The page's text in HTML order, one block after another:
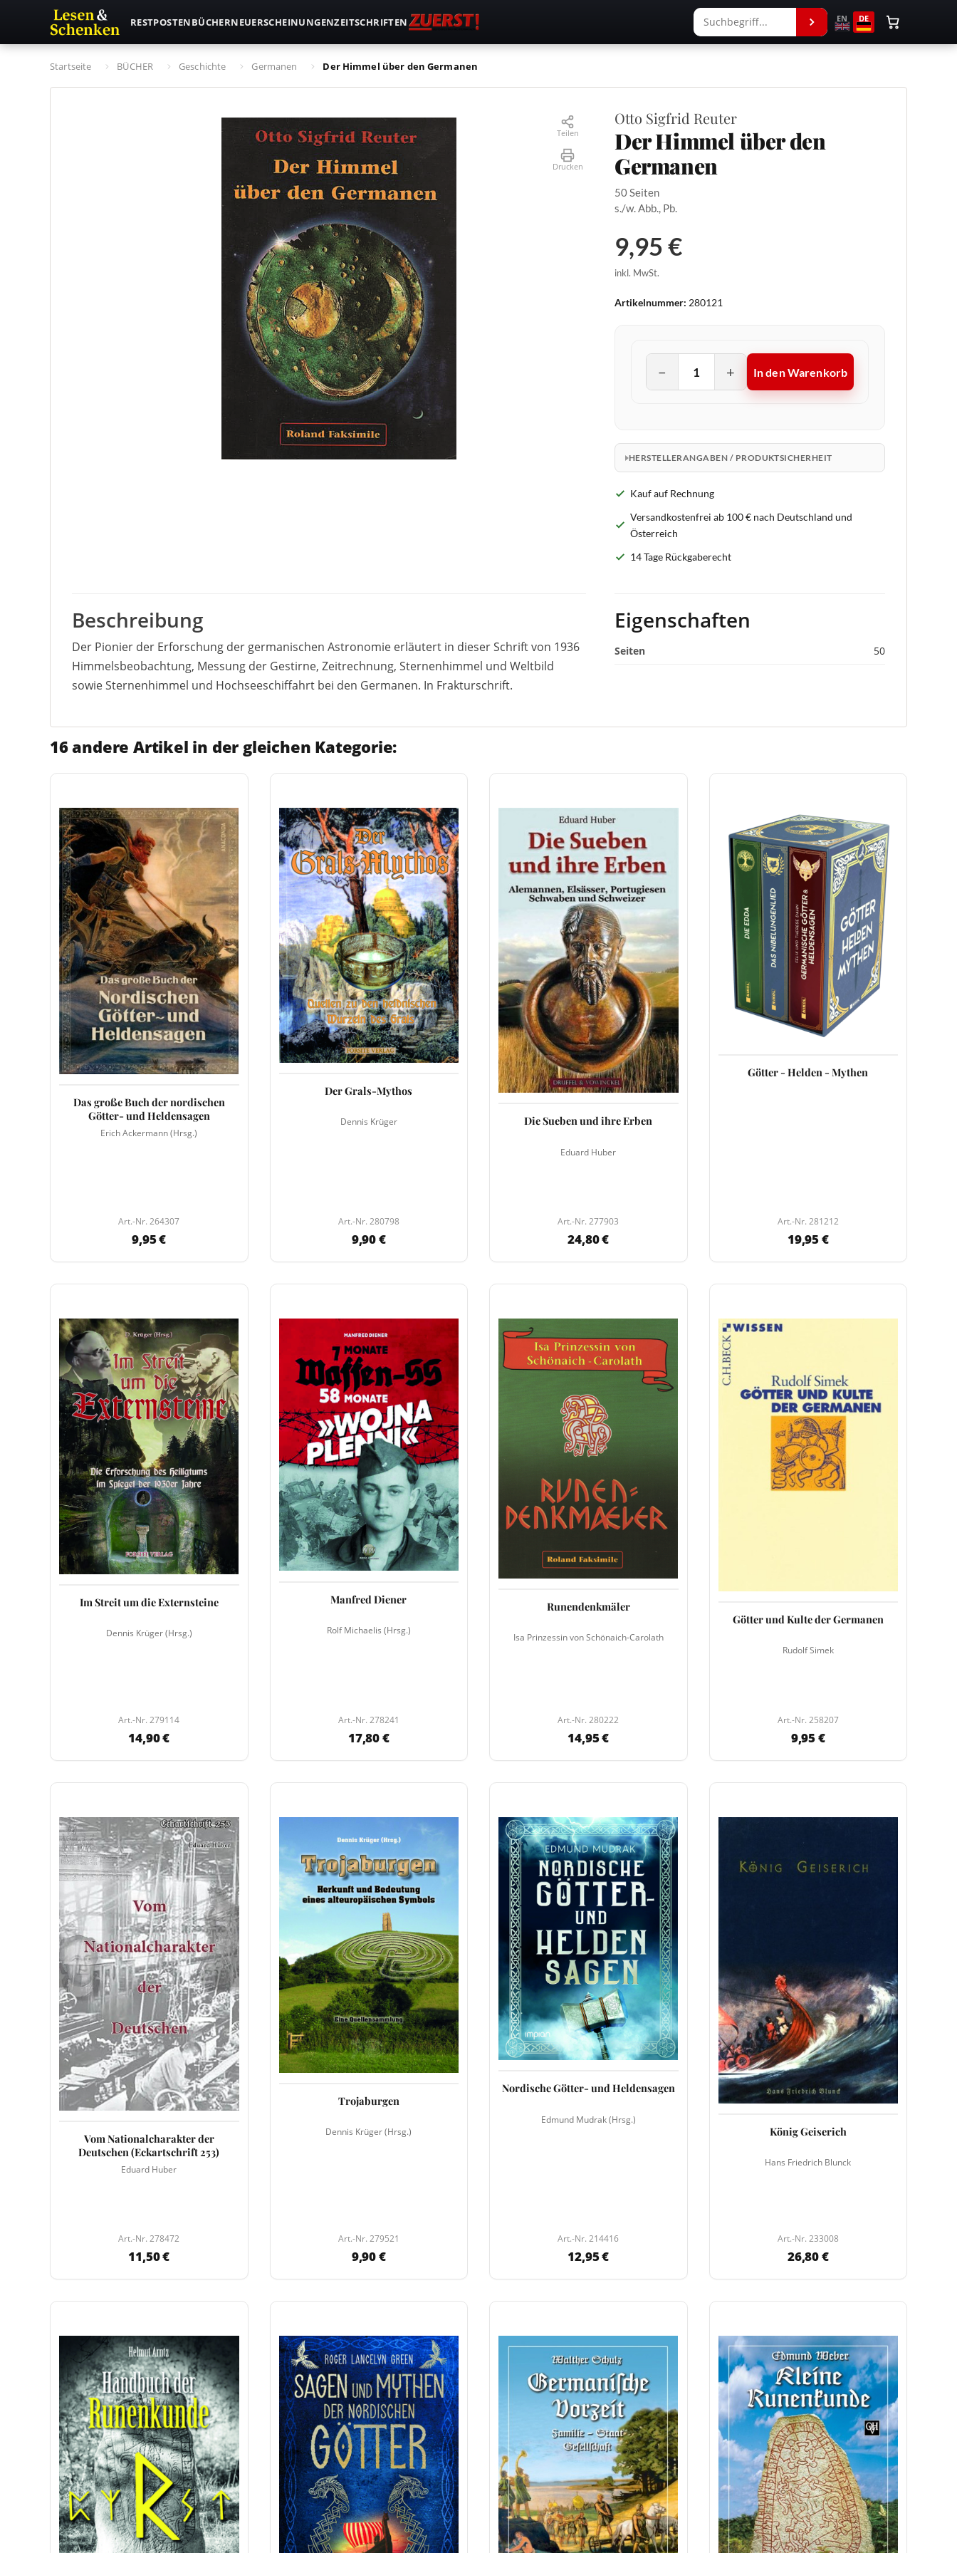
RESTPOSTENBÜCHERNEUERSCHEINUNGENZEITSCHRIFTEN EN DE
Startseite BÜCHER Geschichte Germanen Der Himmel über den Germanen
Teilen
Drucken
Otto Sigfrid Reuter
Der Himmel über den
Germanen
50 Seiten
s./w. Abb., Pb.
9,95 €
inkl. MwSt.
Artikelnummer: 280121
− + In den Warenkorb
HERSTELLERANGABEN / PRODUKTSICHERHEIT
Kauf auf Rechnung
Versandkostenfrei ab 100 € nach Deutschland und
Österreich
14 Tage Rückgaberecht
Beschreibung
Der Pionier der Erforschung der germanischen Astronomie erläutert in dieser Schrift von 1936
Himmelsbeobachtung, Messung der Gestirne, Zeitrechnung, Sternenhimmel und Weltbild
sowie Sternenhimmel und Hochseeschiffahrt bei den Germanen. In Frakturschrift.
Eigenschaften
Seiten 50
16 andere Artikel in der gleichen Kategorie:
Das große Buch der nordischen
Götter- und Heldensagen
Erich Ackermann (Hrsg.)
Art.-Nr. 264307
9,95 €
Der Grals-Mythos
Dennis Krüger
Art.-Nr. 280798
9,90 €
Die Sueben und ihre Erben
Eduard Huber
Art.-Nr. 277903
24,80 €
Götter - Helden - Mythen
Art.-Nr. 281212
19,95 €
Im Streit um die Externsteine
Dennis Krüger (Hrsg.)
Art.-Nr. 279114
14,90 €
Manfred Diener
Rolf Michaelis (Hrsg.)
Art.-Nr. 278241
17,80 €
Runendenkmäler
Isa Prinzessin von Schönaich-Carolath
Art.-Nr. 280222
14,95 €
Götter und Kulte der Germanen
Rudolf Simek
Art.-Nr. 258207
9,95 €
Vom Nationalcharakter der
Deutschen (Eckartschrift 253)
Eduard Huber
Art.-Nr. 278472
11,50 €
Trojaburgen
Dennis Krüger (Hrsg.)
Art.-Nr. 279521
9,90 €
Nordische Götter- und Heldensagen
Edmund Mudrak (Hrsg.)
Art.-Nr. 214416
12,95 €
König Geiserich
Hans Friedrich Blunck
Art.-Nr. 233008
26,80 €